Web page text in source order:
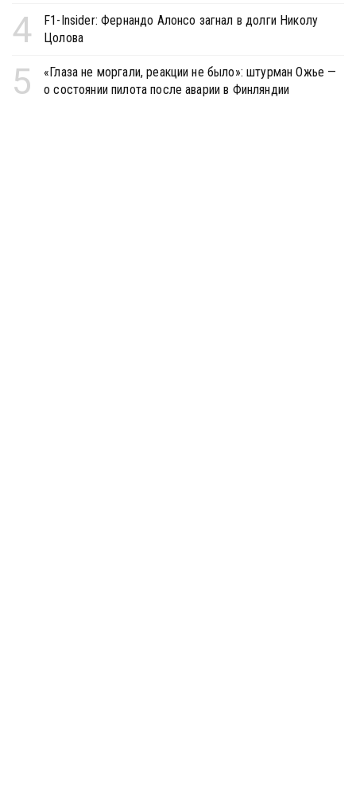
4
F1-Insider: Фернандо Алонсо загнал в долги Николу
Цолова
5
«Глаза не моргали, реакции не было»: штурман Ожье —
о состоянии пилота после аварии в Финляндии